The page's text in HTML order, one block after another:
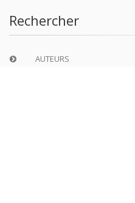
Rechercher
AUTEURS